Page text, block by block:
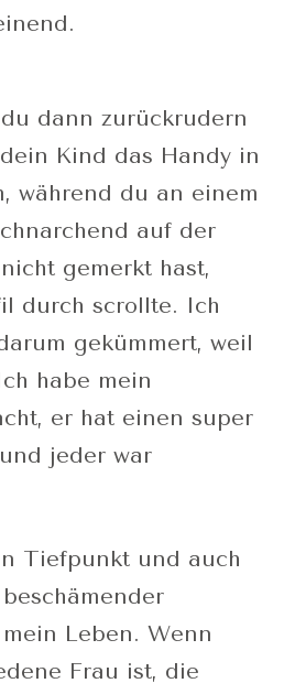
dann zurückrudern
Kind das Handy in
während du an einem
auf der
gemerkt hast,
durch scrollte. Ich
gekümmert, weil
habe mein
er hat einen super
jeder war
Tiefpunkt und auch
Leben. Wenn
Frau ist, die